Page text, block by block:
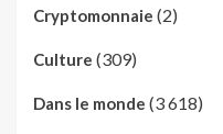
Cryptomonnaie (2)
Culture (309)
Dans le monde (3 618)